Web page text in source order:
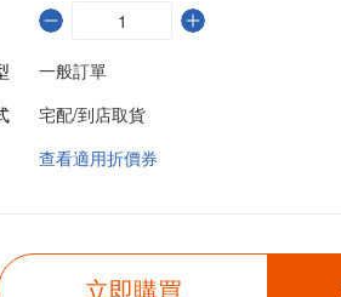
一般訂單
宅配/到店取貨
查看適用折價券
立即購買